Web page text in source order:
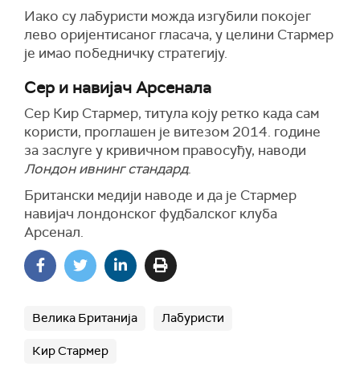
Иако су лабуристи можда изгубили покојег
лево оријентисаног гласача, у целини Стармер
је имао победничку стратегију.
Сер и навијач Арсенала
Сер Кир Стармер, титула коју ретко када сам
користи, проглашен је витезом 2014. године
за заслуге у кривичном правосуђу, наводи
Лондон ивнинг стандард.
Британски медији наводе и да је Стармер
навијач лондонског фудбалског клуба
Арсенал.
Велика Британија Лабуристи
Кир Стармер